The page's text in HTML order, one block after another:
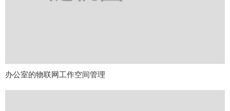
办公室的物联网工作空间管理